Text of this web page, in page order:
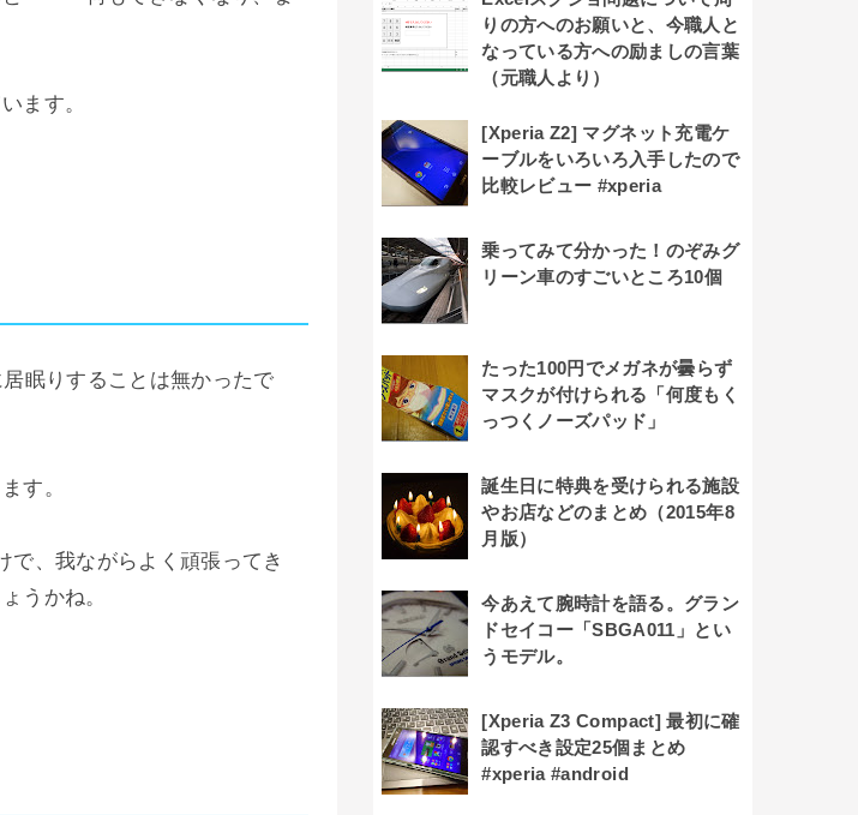
ます。
眠りすることは無かったで
す。
で、我ながらよく頑張ってき
うかね。
りの方へのお願いと、今職人と
なっている方への励ましの言葉
（元職人より）
[Xperia Z2] マグネット充電ケ
ーブルをいろいろ入手したので
比較レビュー #xperia
乗ってみて分かった！のぞみグ
リーン車のすごいところ10個
たった100円でメガネが曇らず
マスクが付けられる「何度もく
っつくノーズパッド」
誕生日に特典を受けられる施設
やお店などのまとめ（2015年8
月版）
今あえて腕時計を語る。グラン
ドセイコー「SBGA011」とい
うモデル。
[Xperia Z3 Compact] 最初に確
認すべき設定25個まとめ
#xperia #android